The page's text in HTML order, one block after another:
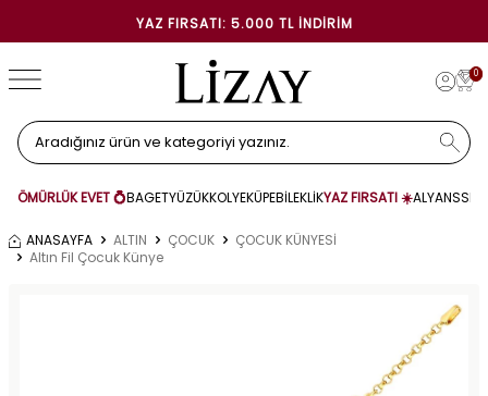
YAZ FIRSATI: 5.000 TL İNDIRIM
0
ÖMÜRLÜK EVET 💍BAGETYÜZÜKKOLYEKÜPEBİLEKLİKYAZ FIRSATI ☀️ALYANS
ANASAYFA ALTIN ÇOCUK
ÇOCUK KÜNYESİ
Altın Fil Çocuk Künye